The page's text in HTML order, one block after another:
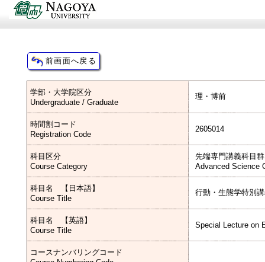
学部・大学院区分
Undergraduate / Graduate
理・博前
時間割コード
Registration Code
2605014
科目区分
Course Category
先端専門講義科目
Advanced Science
科目名 【日本語】
Course Title
行動・生態学特別
科目名 【英語】
Course Title
Special Lecture on
コースナンバリングコード